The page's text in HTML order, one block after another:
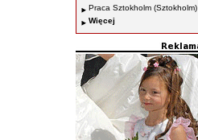
Praca Sztokholm (Sztokholm)
Więcej